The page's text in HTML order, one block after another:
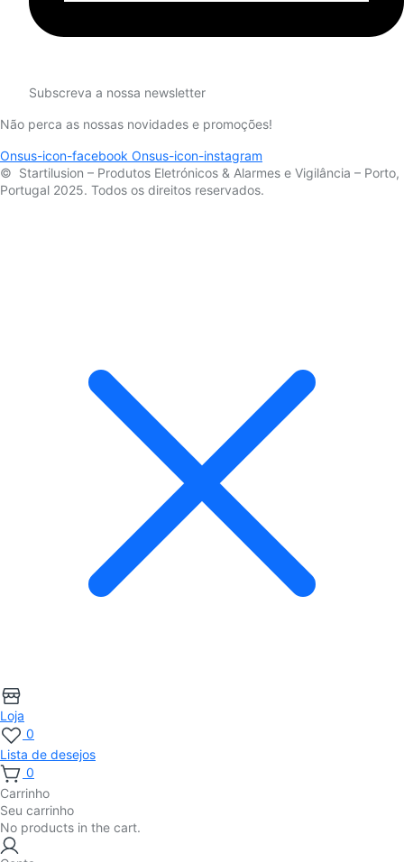
Subscreva a nossa newsletter
Não perca as nossas novidades e promoções!
Onsus-icon-facebook Onsus-icon-instagram
© Startilusion – Produtos Eletrónicos & Alarmes e Vigilância – Porto,
Portugal 2025. Todos os direitos reservados.
Loja
0
Lista de desejos
0
Carrinho
Seu carrinho
No products in the cart.